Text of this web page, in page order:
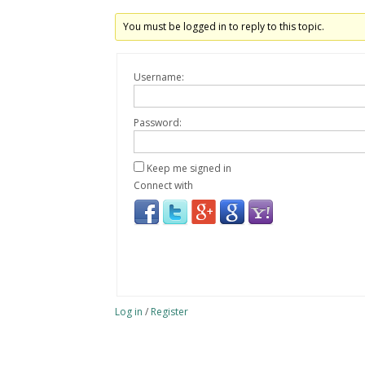
You must be logged in to reply to this topic.
Username:
Password:
Keep me signed in
Connect with
Log in / Register